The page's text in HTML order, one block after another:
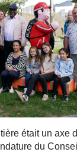
était un axe
du